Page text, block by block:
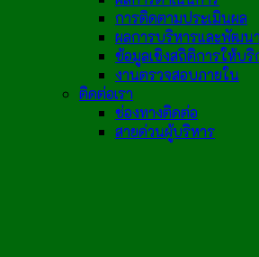
การติดตามประเมินผล
ผลการบริหารและพัฒน
ข้อมูลเชิงสถิติการให้บริ
งานตรวจสอบภายใน
ติดต่อเรา
ช่องทางติดต่อ
สายด่วนผู้บริหาร